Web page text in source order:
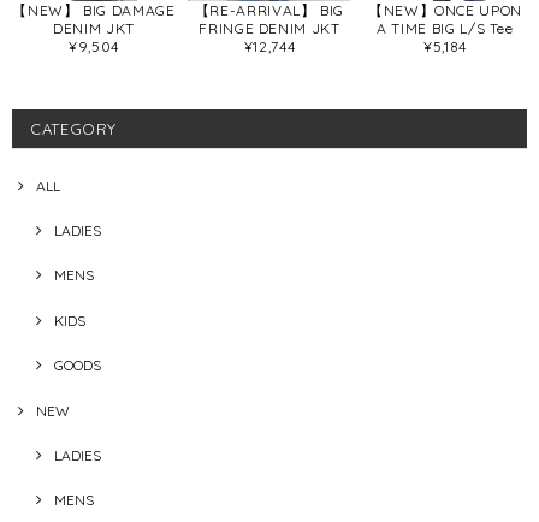
【NEW】 BIG DAMAGE
DENIM JKT
¥9,504
【RE-ARRIVAL】 BIG
FRINGE DENIM JKT
¥12,744
【NEW】ONCE UPON
A TIME BIG L/S Tee
¥5,184
CATEGORY
ALL
LADIES
MENS
KIDS
GOODS
NEW
LADIES
MENS